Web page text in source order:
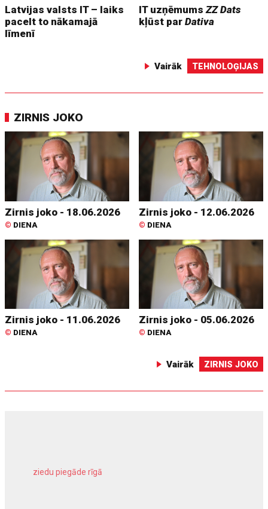
Latvijas valsts IT – laiks
pacelt to nākamajā
līmenī
IT uzņēmumsZZ Dats
kļūst parDativa
Vairāk TEHNOLOĢIJAS
ZIRNIS JOKO
Zirnis joko - 18.06.2026
© DIENA
Zirnis joko - 12.06.2026
© DIENA
Zirnis joko - 11.06.2026
© DIENA
Zirnis joko - 05.06.2026
© DIENA
Vairāk ZIRNIS JOKO
ziedu piegāde rīgā